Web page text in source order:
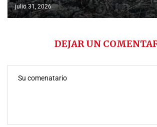
julio 31, 2026
DEJAR UN